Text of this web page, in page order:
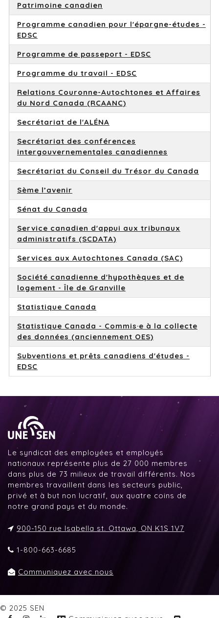
Patrimoine canadien
Programme canadien pour l'épargne-études -
EDSC
Programme de passeport - EDSC
Programme du travail - EDSC
Relations Couronne-Autochtones et Affaires
du Nord Canada (RCAANC)
Secrétariat de l'ALÉNA
Secrétariat des conférences
intergouvernementales canadiennes
Secrétariat du Conseil du Trésor du Canada
Sème l’avenir
Sénat du Canada
Service canadien d'appui aux tribunaux
administratifs (SCDATA)
Services aux Autochtones Canada (SAC)
Société canadienne d'hypothèques et de
logement - Île de Granville
Statistique Canada
Statistique Canada - Commis·e à la collecte
des données (anciennement OES)
Subventions et prêts canadiens d'études -
EDSC
Le syndicat des employées et employés
nationaux représente plus de 27 000 membres
dans plus de 73 milieux de travail différents. Nos
membres travaillent dans les secteurs public,
privé et à but non lucratif, aux quatre coins de
notre grand pays et du monde.
900-150 rue Isabella st. Ottawa, ON K1S 1V7
1-800-663-6685
Communiquez avec nous
© 2025 SEN